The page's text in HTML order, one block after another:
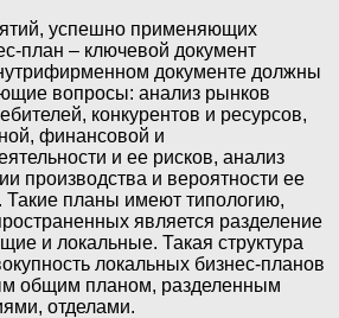
успешно применяющих
план – ключевой документ
документе должны
вопросы: анализ рынков
конкурентов и ресурсов,
финансовой и
и ее рисков, анализ
производства и вероятности ее
Такие планы имеют типологию,
является разделение
и локальные. Такая структура
локальных бизнес-планов
общим планом, разделенным
отделами.